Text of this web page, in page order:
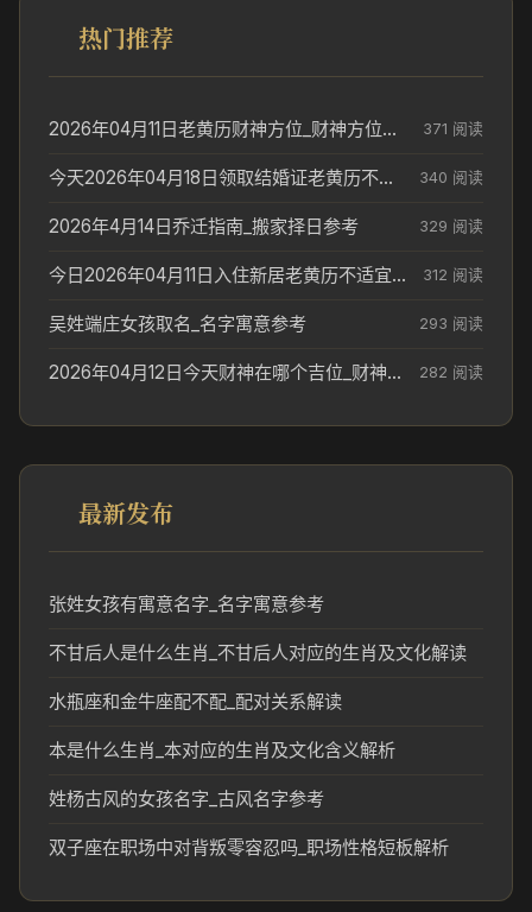
热门推荐
2026年04月11日老黄历财神方位_财神方位与供奉讲究 371 阅读
今天2026年04月18日领取结婚证老黄历不适合吗_领证日期参考 340 阅读
2026年4月14日乔迁指南_搬家择日参考 329 阅读
今日2026年04月11日入住新居老黄历不适宜吗_搬家择日参考 312 阅读
吴姓端庄女孩取名_名字寓意参考 293 阅读
2026年04月12日今天财神在哪个吉位_财神方位参考 282 阅读
最新发布
张姓女孩有寓意名字_名字寓意参考
不甘后人是什么生肖_不甘后人对应的生肖及文化解读
水瓶座和金牛座配不配_配对关系解读
本是什么生肖_本对应的生肖及文化含义解析
姓杨古风的女孩名字_古风名字参考
双子座在职场中对背叛零容忍吗_职场性格短板解析